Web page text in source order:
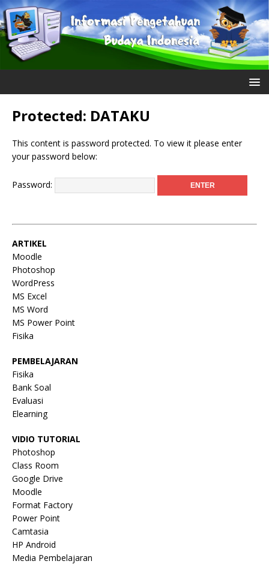
Protected: DATAKU
This content is password protected. To view it please enter
your password below:
Password:
ARTIKEL
Moodle
Photoshop
WordPress
MS Excel
MS Word
MS Power Point
Fisika
PEMBELAJARAN
Fisika
Bank Soal
Evaluasi
Elearning
VIDIO TUTORIAL
Photoshop
Class Room
Google Drive
Moodle
Format Factory
Power Point
Camtasia
HP Android
Media Pembelajaran